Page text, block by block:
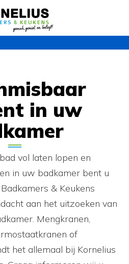
in uw
vol laten lopen en
in uw badkamer bent u
& Keukens
aan het uitzoeken van
Mengkranen,
of
het allemaal bij Kornelius